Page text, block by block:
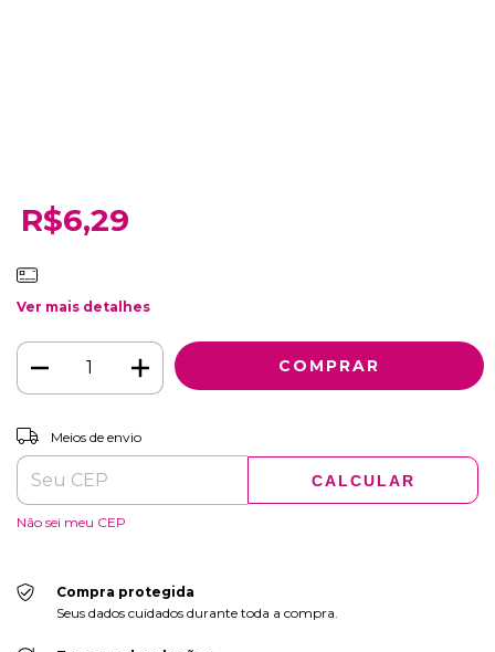
R$6,29
Ver mais detalhes
Entregas para o CEP:
Meios de envio
CALCULAR
Não sei meu CEP
Compra protegida
Seus dados cuidados durante toda a compra.